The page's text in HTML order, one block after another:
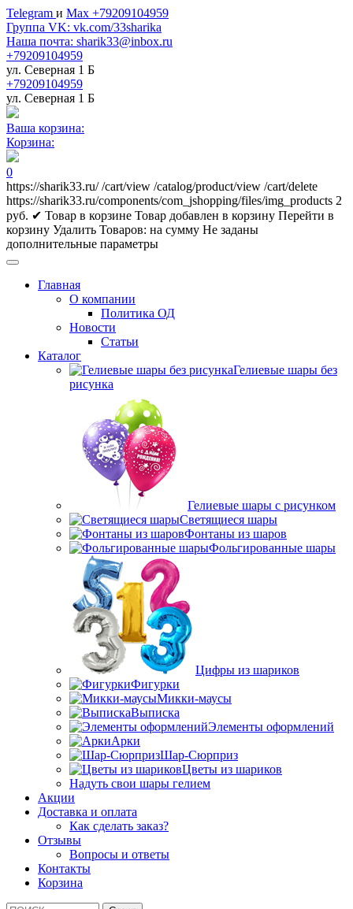
Telegram и Max +79209104959
Группа VK: vk.com/33sharika
Наша почта: sharik33@inbox.ru
+79209104959
ул. Северная 1 Б
+79209104959
ул. Северная 1 Б
Ваша корзина:
Корзина:
0
https://sharik33.ru/ /cart/view /catalog/product/view /cart/delete
https://sharik33.ru/components/com_jshopping/files/img_products 2
руб. ✔ Товар в корзине Товар добавлен в корзину Перейти в
корзину Удалить Товаров: на сумму Не заданы
дополнительные параметры
Главная
О компании
Политика ОД
Новости
Статьи
Каталог
Гелиевые шары без
рисунка
Гелиевые шары с рисунком
Светящиеся шары
Фонтаны из шаров
Фольгированные шары
Цифры из шариков
Фигурки
Микки-маусы
Выписка
Элементы оформлений
Арки
Шар-Сюрприз
Цветы из шариков
Надуть свои шары гелием
Акции
Доставка и оплата
Как сделать заказ?
Отзывы
Вопросы и ответы
Контакты
Корзина